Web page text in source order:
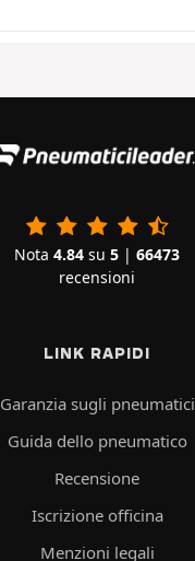
Nota 4.84 su 5 | 66473
recensioni
LINK RAPIDI
Garanzia sugli pneumatici
Guida dello pneumatico
Recensione
Iscrizione officina
Menzioni legali